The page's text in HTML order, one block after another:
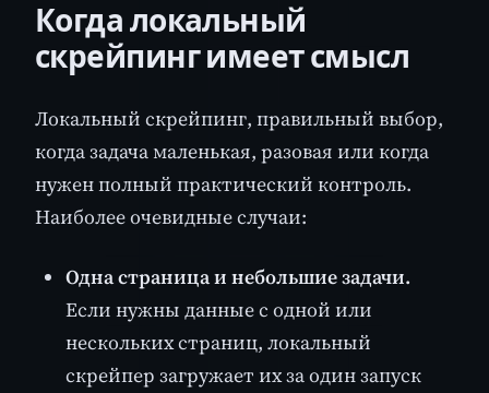
Когда локальный
скрейпинг имеет смысл
Локальный скрейпинг, правильный выбор,
когда задача маленькая, разовая или когда
нужен полный практический контроль.
Наиболее очевидные случаи:
Одна страница и небольшие задачи.
Если нужны данные с одной или
нескольких страниц, локальный
скрейпер загружает их за один запуск